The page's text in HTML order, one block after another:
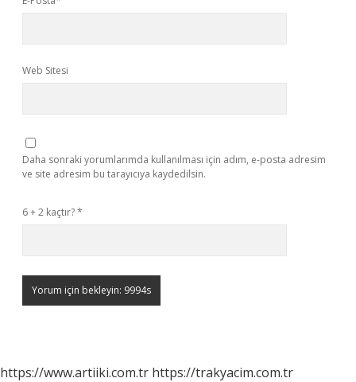
Web Sitesi
Daha sonraki yorumlarımda kullanılması için adım, e-posta adresim
ve site adresim bu tarayıcıya kaydedilsin.
6 + 2 kaçtır?*
https://www.artiiki.com.tr https://trakyacim.com.tr